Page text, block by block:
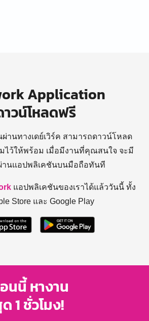
Application
วน์โหลดฟรี
านทางเดย์เวิร์ค สามารถดาวน์โหลด
ไว้ให้พร้อม เมื่อมีงานที่คุณสนใจ จะมี
านแอปพลิเคชันบนมือถือทันที
แอปพลิเคชันของเราได้แล้ววันนี้ ทั้ง
Store และ Google Play
นนี้ หางาน
1 ชั่วโมง!